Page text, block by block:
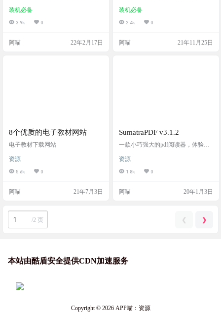
装机必备
3.9k 0
阿喵 22年2月17日
装机必备
2.4k 0
阿喵 21年11月25日
8个优质的电子教材网站
电子教材下载网站
资源
5.6k 0
阿喵 21年7月3日
SumatraPDF v3.1.2
一款小巧强大的pdf阅读器，体验超
资源
1.8k 0
阿喵 20年1月3日
/2 页 ❮ ❯
本站由酷盾安全提供CDN加速服务
Copyright © 2026APP喵：资源